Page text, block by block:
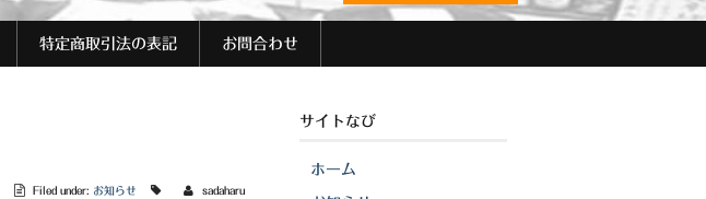
特定商取引法の表記 お問合わせ
Filed under: お知らせ sadaharu
サイトなび
ホーム